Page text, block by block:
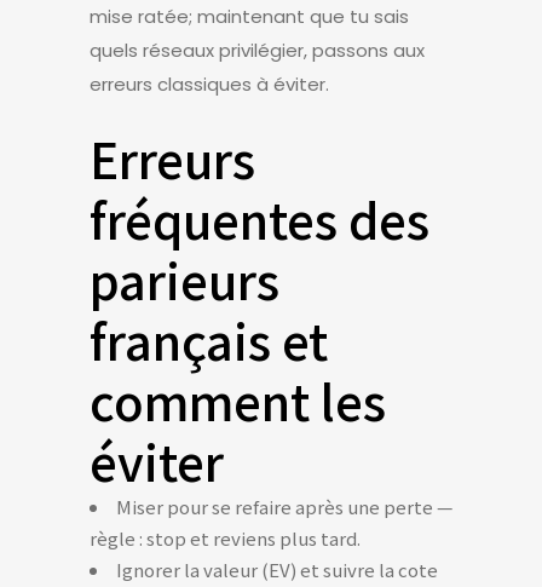
mise ratée; maintenant que tu sais
quels réseaux privilégier, passons aux
erreurs classiques à éviter.
Erreurs
fréquentes des
parieurs
français et
comment les
éviter
Miser pour se refaire après une perte —
règle : stop et reviens plus tard.
Ignorer la valeur (EV) et suivre la cote